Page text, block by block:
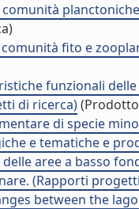
comunità
comunità fito e
funzionali
di ricerca)
di specie
e tematiche e
aree a basso
(Rapporti
between the